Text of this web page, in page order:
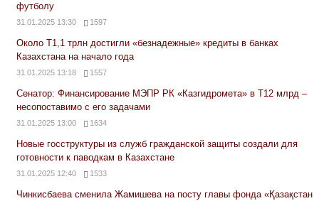
футболу
31.01.2025 13:30 1597
Около Т1,1 трлн достигли «безнадежные» кредиты в банках
Казахстана на начало года
31.01.2025 13:18 1557
Сенатор: Финансирование МЭПР РК «Казгидромета» в Т12 млрд –
несопоставимо с его задачами
31.01.2025 13:00 1634
Новые госструктуры из служб гражданской защиты создали для
готовности к паводкам в Казахстане
31.01.2025 12:40 1533
Чинкисбаева сменила Жамишева на посту главы фонда «Қазақстан